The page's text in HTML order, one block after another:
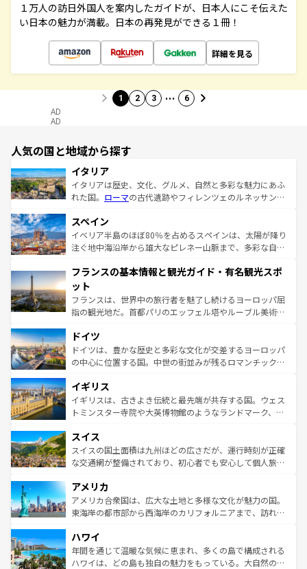
１万人の訪日外国人を案内したガイドが、日本人にこそ伝えた
い日本の魅力が満載。日本の再発見ができる１冊！
詳細を見る
1 2 3 … 6
AD
AD
人気の国と地域から探す
イタリア
イタリアは歴史、文化、グルメ、自然と多彩な魅力にあふ
れた国。 ローマの古代遺跡やフィレンツェのルネッサンス
ろん、トスカーナの美しい田園風景やアマルフィ海岸の絶
景など、自然景観も見逃せない。観光の合間には、本場の
ピザやパスタなど、絶品のイタリア料理を堪能することも
ませてくれるイタリアで、忘れられない旅をしてみよう！
なお、新着のイタリア情報は
しい。
スペイン
イベリア半島のほぼ80％を占めるスペインは、太陽が降り
注ぐ地中海沿岸から雄大なピレネー山脈まで、多彩な自然
文化が根付くこの国では、情熱的なフラメンコ、熱気あふ
れる闘牛、そして美味しいタパスが生活の一部となってい
る。首都マドリードの洗練された雰囲気や、バルセロナの
アートに溢れた街角から、地方では古代ローマ遺跡や中世
せる。地方によって風土や気候が異なるスペインはその個
性で訪れる人を魅了する。 なお、新着のスペイン情報は コ
ンテンツ一覧を参照してほしい。
フランスの基本情報と観光ガイド・有名観光スポ
ット
フランスは、世界中の旅行者を魅了し続けるヨーロッパ屈
指の観光地だ。首都パリのエッフェル塔やルーブル美術館
で、幅広い魅力が詰まっている。華麗な宮殿、歴史的な大
聖堂、美しいビーチ、そして豊かな自然が、訪れる者を心
から魅了する。また、フランスは美食の国としても知ら
いる。シャンパンの発祥地であるランス、プロヴァンスの
香り高いラベンダー畑など、多彩な楽しみ方が可能だ。さ
らに、パリ以外の地域にも魅力が溢れており、どの街角に
れる地方に足を運ぶとそれぞれで全く異なる文化を体験で
きるだろう。 なお、新着のフランス情報はコンテンツ一覧
を参照してほしい。
ドイツ
ドイツは、豊かな歴史と多彩な文化が交差するヨーロッパ
の中心に位置する国。中世の街並みが残るロマンチック街
顔を持つこの国は、どこを歩いても飽きることがない。ベ
ルリンの文化的活気、バイエルン州のアルプスの絶景、そ
してライン川沿いのワイン畑といった風景は必見。ビール
は、お酒好きな人にはぜひ体験してほしい。 なお、新着の
ドイツ情報はコンテンツ一覧を参照してほしい。
イギリス
イギリスは、古きよき伝統と最先端が共存する国。ウェス
トミンスター寺院や大英博物館のようなランドマーク、歴
リアごとに異なる魅力がある。また、優雅なアフタヌーン
ティー、ビール好きにはたまらない英国パブ、サッカー観
戦など、本場だからこそできる体験も豊富。イギリスを旅
ンツ一覧を参照してほしい。
スイス
スイスの国土面積は九州ほどの広さだが、運行時刻が正確
な交通網が整備されており、初心者でも安心して個人旅行
の建物がそのまま残る町や、スイスならではのユニークな
博物館もあり、アルプス観光だけでなく町歩きも満喫する
ことができる。国民の所得が高いため物価も高いが、旅行
ば市内交通費無料で観光を楽しむこともできる。 なお、新
着のスイス情報はコンテンツ一覧 を参照してほしい。
アメリカ
アメリカ合衆国は、広大な土地と多様な文化が魅力の国。
東海岸の都市部から西海岸のカリフォルニアまで、訪れる
のような巨大都市は、観光、ショッピング、エンターテイ
ンメントが詰まった刺激的なスポットだ。一方、アメリカ
西部には大自然が広がり、グランドキャニオンやイエロー
ハワイ
年間を通じて温暖な気候に恵まれ、多くの島で構成される
ハワイは、どの島も独自の魅力をもっている。大自然の神